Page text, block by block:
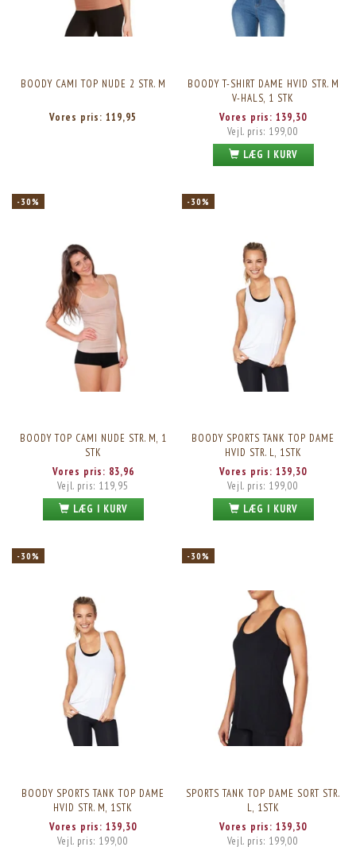
BOODY CAMI TOP NUDE 2 STR. M
Vores pris: 119,95
BOODY T-SHIRT DAME HVID STR. M
V-HALS, 1 STK
Vores pris: 139,30
Vejl. pris: 199,00
LÆG I KURV
-30%
BOODY TOP CAMI NUDE STR. M, 1
STK
Vores pris: 83,96
Vejl. pris: 119,95
LÆG I KURV
-30%
BOODY SPORTS TANK TOP DAME
HVID STR. L, 1STK
Vores pris: 139,30
Vejl. pris: 199,00
LÆG I KURV
-30%
BOODY SPORTS TANK TOP DAME
HVID STR. M, 1STK
Vores pris: 139,30
Vejl. pris: 199,00
-30%
SPORTS TANK TOP DAME SORT STR.
L, 1STK
Vores pris: 139,30
Vejl. pris: 199,00